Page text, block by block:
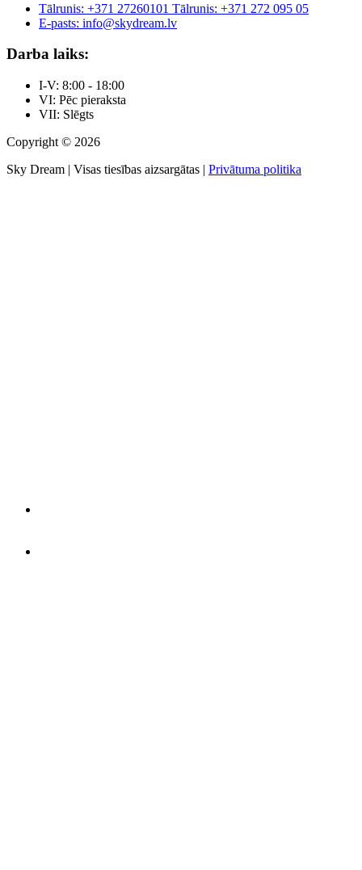
Tālrunis: +371 27260101 Tālrunis: +371 272 095 05
E-pasts: info@skydream.lv
Darba laiks:
I-V: 8:00 - 18:00
VI: Pēc pieraksta
VII: Slēgts
Copyright © 2026
Sky Dream | Visas tiesības aizsargātas | Privātuma politika